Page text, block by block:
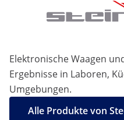
Elektronische Waagen
Ergebnisse in Laboren,
Umgebungen.
Alle Produkte von